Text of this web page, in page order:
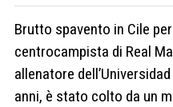
Brutto spavento in Cile per
centrocampista di Real
allenatore
anni, è stato colto da un